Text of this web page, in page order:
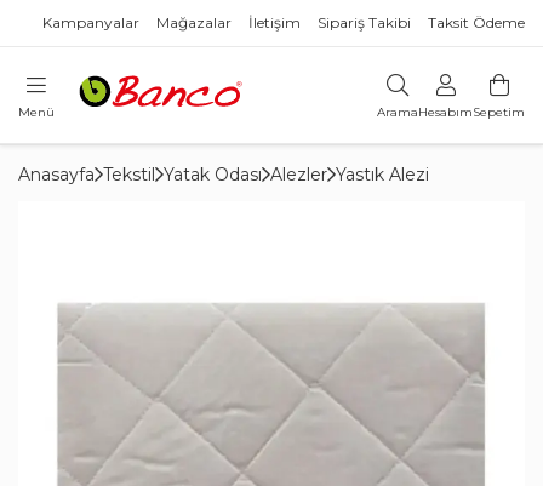
Kampanyalar Mağazalar İletişim Sipariş Takibi Taksit Ödeme
Menü AramaHesabımSepetim
Anasayfa Tekstil Yatak Odası Alezler Yastık Alezi